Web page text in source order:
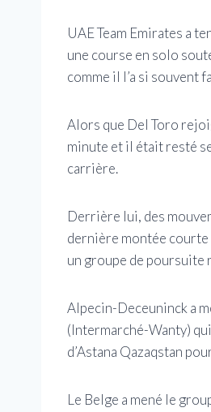
UAE Team Emirates a
une course en solo
comme il l’a si souvent
Alors que Del Toro
minute et il était resté
carrière.
Derrière lui, des
dernière montée courte
un groupe de poursuite
Alpecin-Deceuninck a
(Intermarché-Wanty)
d’Astana Qazaqstan
Le Belge a mené le